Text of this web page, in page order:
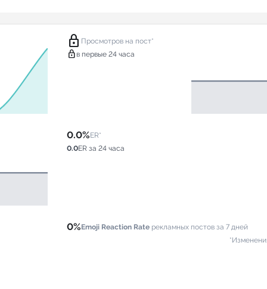
lock Просмотров на пост*
lock в первые 24 часа
0.0%ER*
0.0ER за 24 часа
0%Emoji Reaction Rate рекламных постов за 7 дней